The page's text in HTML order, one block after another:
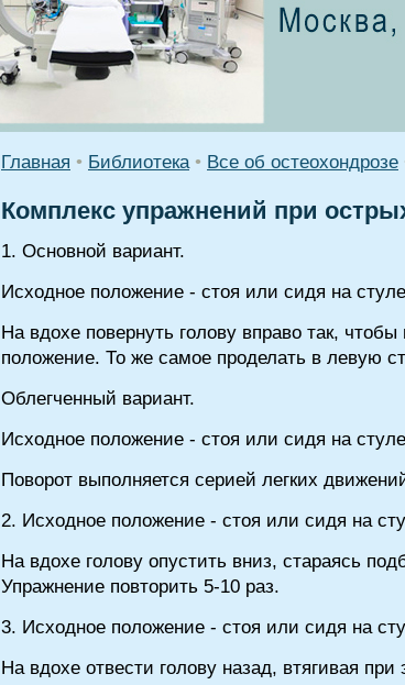
Главная • Библиотека • Все об остеохондрозе
Комплекс упражнений при
1. Основной вариант.
Исходное положение - стоя или сидя на
На вдохе повернуть голову вправо так,
положение. То же самое проделать в левую
Облегченный вариант.
Исходное положение - стоя или сидя на
Поворот выполняется серией легких
2. Исходное положение - стоя или сидя на
На вдохе голову опустить вниз, стараясь
Упражнение повторить 5-10 раз.
3. Исходное положение - стоя или сидя на
На вдохе отвести голову назад, втягивая